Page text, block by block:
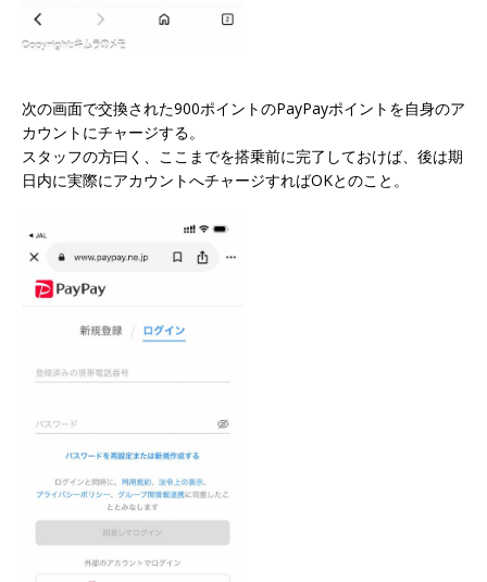
次の画面で交換された900ポイントのPayPayポイントを自身のア
カウントにチャージする。
スタッフの方曰く、ここまでを搭乗前に完了しておけば、後は期
日内に実際にアカウントへチャージすればOKとのこと。